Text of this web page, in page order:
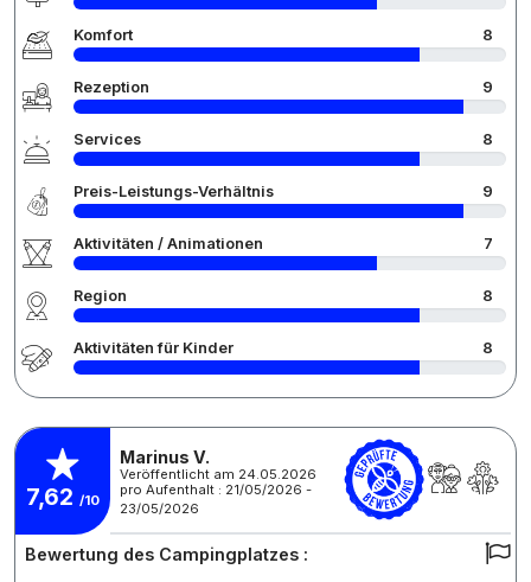
Komfort 8
Rezeption 9
Services 8
Preis-Leistungs-Verhältnis 9
Aktivitäten / Animationen 7
Region 8
Aktivitäten für Kinder 8
7,62 /10
Marinus V.
Veröffentlicht am 24.05.2026
pro Aufenthalt : 21/05/2026 -
23/05/2026
Bewertung des Campingplatzes :